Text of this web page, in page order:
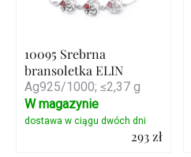
10095 Srebrna
bransoletka ELIN
Ag925/1000; ≤2,37 g
293 zł
W magazynie